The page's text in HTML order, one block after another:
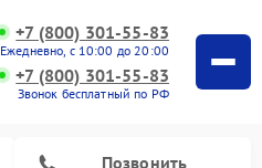
+7 (800) 301-55-83
Ежедневно, с 10:00 до 20:00
+7 (800) 301-55-83
Звонок бесплатный по РФ
Позвонить